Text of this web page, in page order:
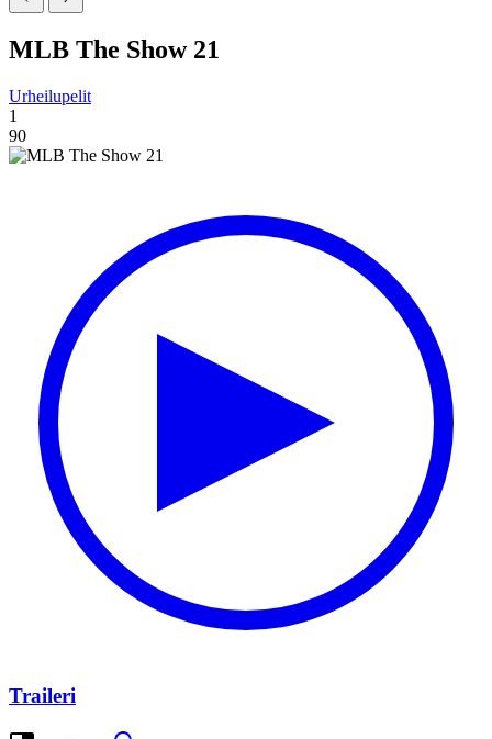
MLB The Show 21
Urheilupelit
1
90
Traileri